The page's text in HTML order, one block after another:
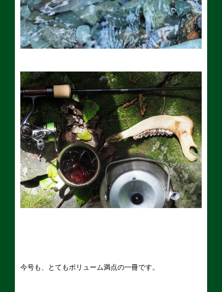
今号も、とてもボリューム満点の一冊です。